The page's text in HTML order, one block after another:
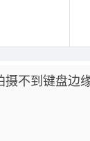
摄不到键盘边